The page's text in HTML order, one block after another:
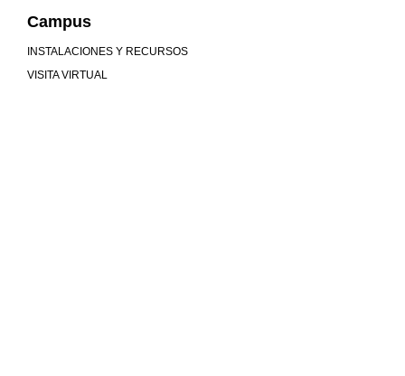
Campus
INSTALACIONES Y RECURSOS
VISITA VIRTUAL